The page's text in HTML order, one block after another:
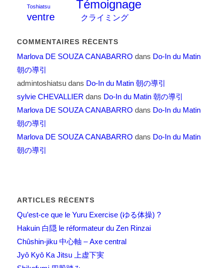
Toshiatsu Témoignage
ventre クライミング
COMMENTAIRES RÉCENTS
Marlova DE SOUZA CANABARRO dans Do-In du Matin
朝の導引
admintoshiatsudans Do-In du Matin 朝の導引
sylvie CHEVALLIER dans Do-In du Matin 朝の導引
Marlova DE SOUZA CANABARRO dans Do-In du Matin
朝の導引
Marlova DE SOUZA CANABARRO dans Do-In du Matin
朝の導引
ARTICLES RÉCENTS
Qu’est-ce que le Yuru Exercise (ゆる体操) ?
Hakuin 白隠 le réformateur du Zen Rinzai
Chûshin-jiku 中心軸 – Axe central
Jyô Kyô Ka Jitsu 上虚下実